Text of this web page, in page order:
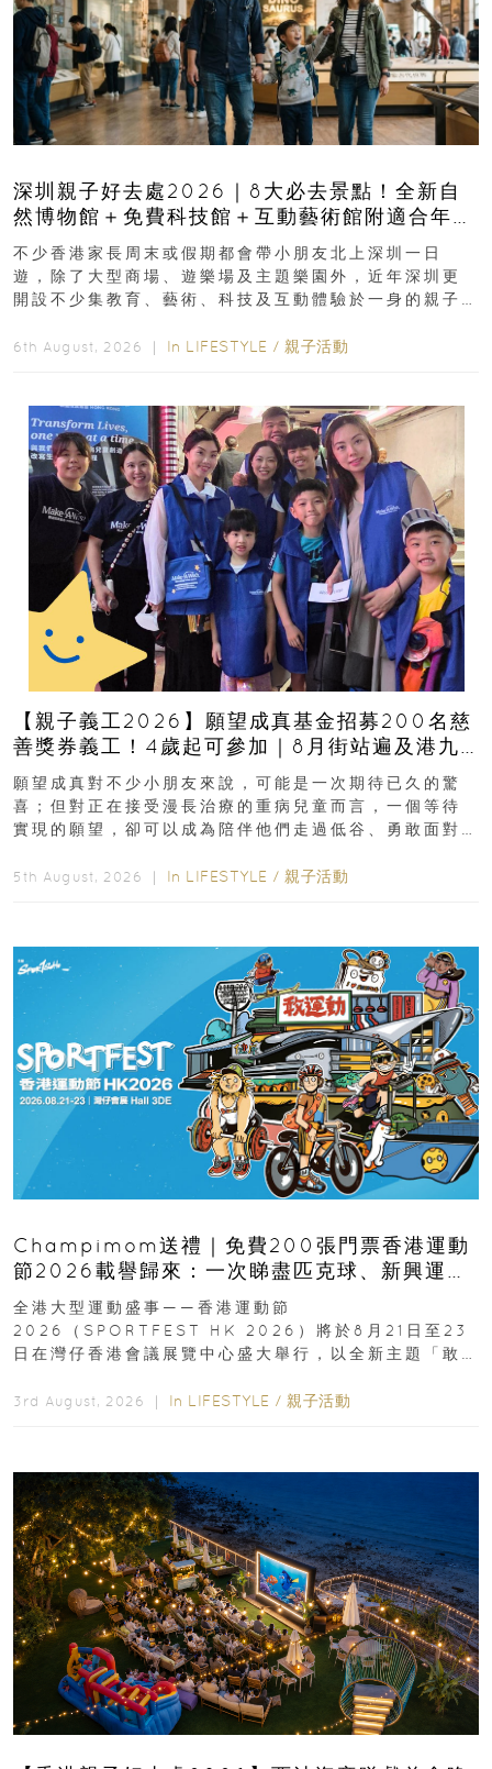
深圳親子好去處2026｜8大必去景點！全新自
然博物館＋免費科技館＋互動藝術館附適合年
齡、交通、門票、開放時間
不少香港家長周末或假期都會帶小朋友北上深圳一日
遊，除了大型商場、遊樂場及主題樂園外，近年深圳更
開設不少集教育、藝術、科技及互動體驗於一身的親子
6th August, 2026 ｜ In LIFESTYLE / 親子活動
【親子義工2026】願望成真基金招募200名慈
善獎券義工！4歲起可參加｜8月街站遍及港九
新界
願望成真對不少小朋友來說，可能是一次期待已久的驚
喜；但對正在接受漫長治療的重病兒童而言，一個等待
實現的願望，卻可以成為陪伴他們走過低谷、勇敢面對
5th August, 2026 ｜ In LIFESTYLE / 親子活動
Champimom送禮｜免費200張門票香港運動
節2026載譽歸來：一次睇盡匹克球、新興運
動、街舞比賽＋逾百運動品牌展覽
全港大型運動盛事——香港運動節
2026（SPORTFEST HK 2026）將於8月21日至23
日在灣仔香港會議展覽中心盛大舉行，以全新主題「敢
3rd August, 2026 ｜ In LIFESTYLE / 親子活動